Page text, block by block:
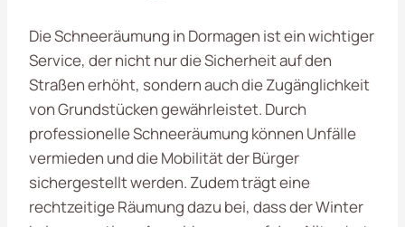
Die Schneeräumung in Dormagen ist ein wichtiger
Service, der nicht nur die Sicherheit auf den
Straßen erhöht, sondern auch die Zugänglichkeit
von Grundstücken gewährleistet. Durch
professionelle Schneeräumung können Unfälle
vermieden und die Mobilität der Bürger
sichergestellt werden. Zudem trägt eine
rechtzeitige Räumung dazu bei, dass der Winter